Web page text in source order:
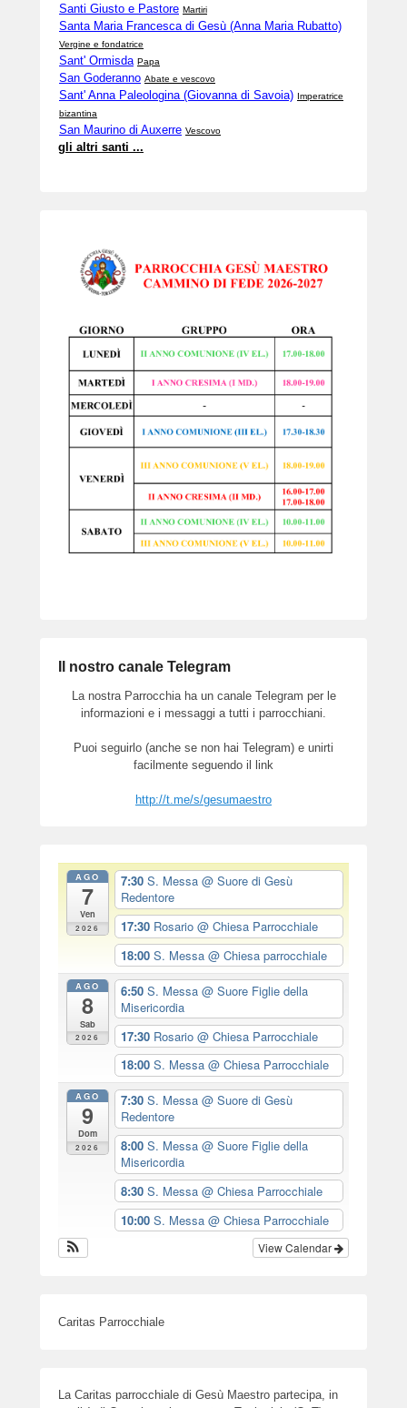
Santi Giusto e Pastore Martiri
Santa Maria Francesca di Gesù (Anna Maria Rubatto)
Vergine e fondatrice
Sant' Ormisda Papa
San Goderanno Abate e vescovo
Sant' Anna Paleologina (Giovanna di Savoia) Imperatrice
bizantina
San Maurino di Auxerre Vescovo
gli altri santi ...
Il nostro canale Telegram
La nostra Parrocchia ha un canale Telegram per le
informazioni e i messaggi a tutti i parrocchiani.
Puoi seguirlo (anche se non hai Telegram) e unirti
facilmente seguendo il link
http://t.me/s/gesumaestro
AGO
7
Ven
2026
7:30 S. Messa @ Suore di Gesù
Redentore
17:30 Rosario @ Chiesa Parrocchiale
18:00 S. Messa @ Chiesa parrocchiale
AGO
8
Sab
2026
6:50 S. Messa @ Suore Figlie della
Misericordia
17:30 Rosario @ Chiesa Parrocchiale
18:00 S. Messa @ Chiesa Parrocchiale
AGO
9
Dom
2026
7:30 S. Messa @ Suore di Gesù
Redentore
8:00 S. Messa @ Suore Figlie della
Misericordia
8:30 S. Messa @ Chiesa Parrocchiale
10:00 S. Messa @ Chiesa Parrocchiale
View Calendar
Caritas Parrocchiale
La Caritas parrocchiale di Gesù Maestro partecipa, in